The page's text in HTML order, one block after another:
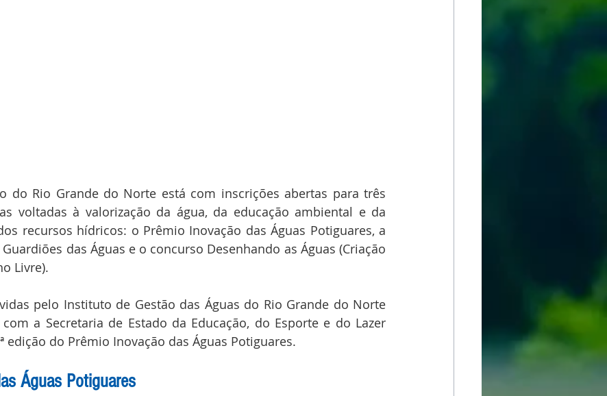
do Rio Grande do Norte está com inscrições abertas para três
voltadas à valorização da água, da educação ambiental e da
recursos hídricos: o Prêmio Inovação das Águas Potiguares, a
das Águas e o concurso Desenhando as Águas (Criação
Livre).
pelo Instituto de Gestão das Águas do Rio Grande do Norte
com a Secretaria de Estado da Educação, do Esporte e do Lazer
edição do Prêmio Inovação das Águas Potiguares.
Águas Potiguares